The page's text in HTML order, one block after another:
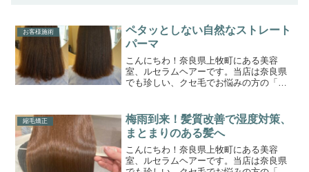
お客様施術
ペタッとしない自然なストレート
パーマ
こんにちわ！奈良県上牧町にある美容
室、ルセラムヘアーです。当店は奈良県
でも珍しい、クセ毛でお悩みの方の「ク
お役立ちできれば嬉しく思います。縮毛
矯正や酸性ストレートについ...
縮毛矯正
梅雨到来！髪質改善で湿度対策、
まとまりのある髪へ
こんにちわ！奈良県上牧町にある美容
室、ルセラムヘアーです。当店は奈良県